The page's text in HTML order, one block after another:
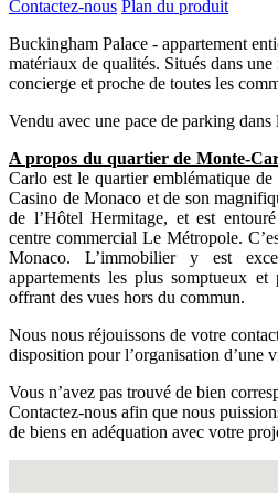
Contactez-nous Plan du produit
Buckingham Palace - appartement
matériaux de qualités. Situés dans
concierge et proche de toutes les
Vendu avec une pace de parking dans
A propos du quartier de Monte-
Carlo est le quartier emblématique
Casino de Monaco et de son
de l’Hôtel Hermitage, et est
centre commercial Le Métropole.
Monaco. L’immobilier y est
appartements les plus somptueux
offrant des vues hors du commun.
Nous nous réjouissons de votre
disposition pour l’organisation d’une
Vous n’avez pas trouvé de bien
Contactez-nous afin que nous
de biens en adéquation avec votre